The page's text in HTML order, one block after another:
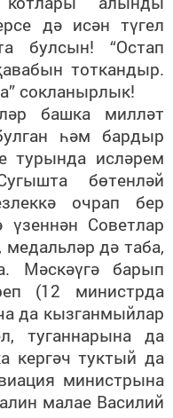
дә исән түгел
булсын! “Остап
тоткандыр.
сокланырлык!
башка милләт
һәм бардыр
турында исләрем
бөтенләй
очрап бер
Советлар
дә таба,
Мәскәүгә барып
(12 министрда
да кызганмыйлар
туганнарына да
кергәч туктый да
министрына
малае Василий